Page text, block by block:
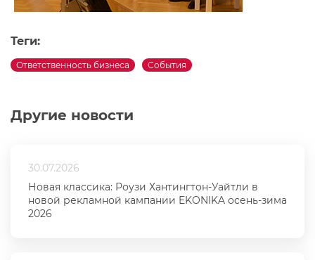
Другие новости
30.07.2026
Новая классика: Роузи Хантингтон-Уайтли в
новой рекламной кампании EKONIKA осень-зима
2026
Теги:
Ответственность бизнеса События